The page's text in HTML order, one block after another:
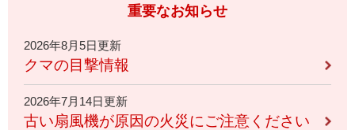
重要なお知らせ
2026年8月5日更新
クマの目撃情報
2026年7月14日更新
古い扇風機が原因の火災にご注意ください